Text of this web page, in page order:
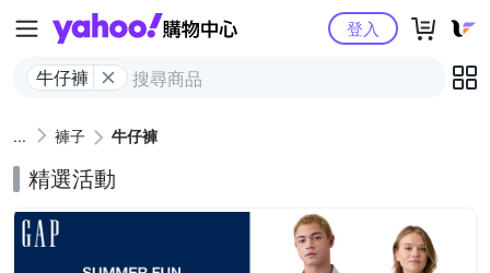
Yahoo購物中心
牛仔褲
登入
褲子 牛仔褲
精選活動